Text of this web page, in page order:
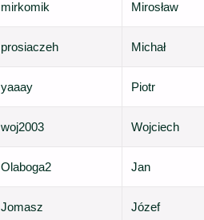
mirkomik Mirosław
prosiaczeh Michał
yaaay Piotr
woj2003 Wojciech
Olaboga2 Jan
Jomasz Józef